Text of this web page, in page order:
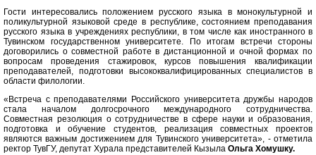
Гости интересовались положением русского языка в монокультурной и
поликультурной языковой среде в республике, состоянием преподавания
русского языка в учреждениях республики, в том числе как иностранного в
Тувинском государственном университете. По итогам встречи стороны
договорились о совместной работе в дистанционной и очной формах по
вопросам проведения стажировок, курсов повышения квалификации
преподавателей, подготовки высококвалифицированных специалистов в
области филологии.
«Встреча с преподавателями Российского университета дружбы народов
стала началом долгосрочного международного сотрудничества.
Совместная резолюция о сотрудничестве в сфере науки и образования,
подготовка и обучение студентов, реализация совместных проектов
являются важным достижением для Тувинского университета», - отметила
ректор ТувГУ, депутат Хурала представителей Кызыла Ольга Хомушку.